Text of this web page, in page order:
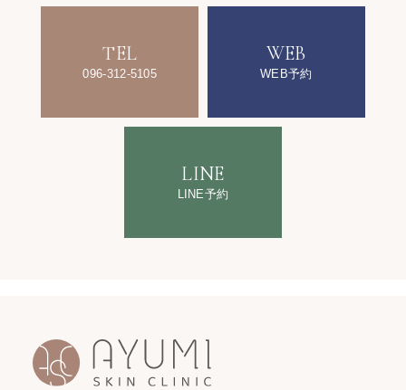
TEL
096-312-5105
WEB
WEB予約
LINE
LINE予約